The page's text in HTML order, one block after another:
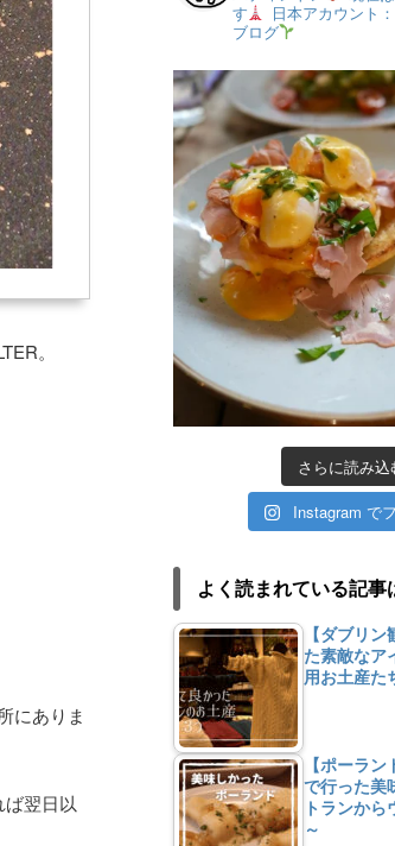
。
にありま
翌日以
す
日本アカウント
ブログ
さらに読み込
Instagram で
よく読まれている記事
【ダブリ
た素敵なア
用お土産た
【ポーラ
で行った美
トランか
～